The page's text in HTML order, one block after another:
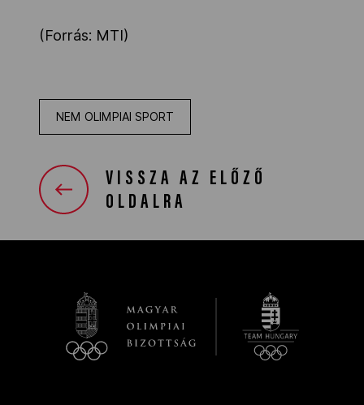
(Forrás: MTI)
NEM OLIMPIAI SPORT
VISSZA AZ ELŐZŐ
OLDALRA